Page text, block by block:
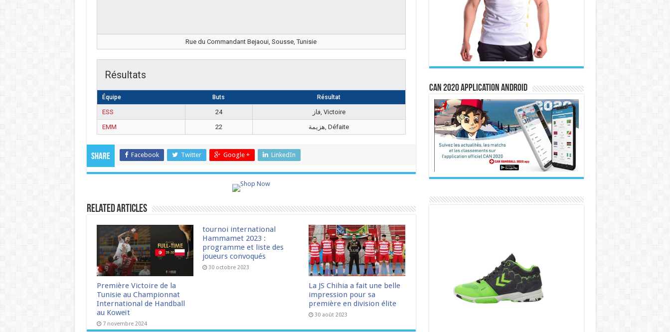
Rue du Commandant Bejaoui, Sousse, Tunisie
Résultats
Équipe Buts Résultat
ESS 24
فاز, Victoire
EMM
22 هزيمة, Défaite
Share Facebook Twitter Google + LinkedIn
Related Articles
Première Victoire de la
Tunisie au Championnat
International de Handball
au Koweït
7 novembre 2024
tournoi international
Hammamet 2023 :
programme et liste des
joueurs convoqués
30 octobre 2023
La JS Chihia a fait une belle
impression pour sa
première en division élite
30 août 2023
CAN 2020 Application Android